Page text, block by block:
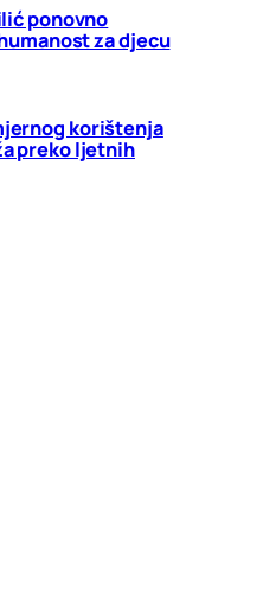
ponovno
za djecu
korištenja
preko ljetnih